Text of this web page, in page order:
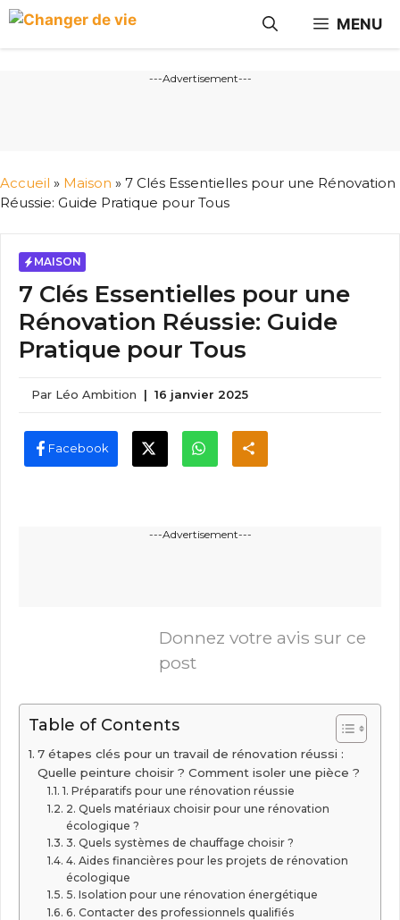
Aller
au
contenu
MENU
---Advertisement---
Accueil » Maison » 7 Clés Essentielles pour une Rénovation
Réussie: Guide Pratique pour Tous
MAISON
7 Clés Essentielles pour une
Rénovation Réussie: Guide
Pratique pour Tous
Par Léo Ambition | 16 janvier 2025
Facebook
---Advertisement---
Donnez votre avis sur ce
post
Table of Contents
7 étapes clés pour un travail de rénovation réussi :
Quelle peinture choisir ? Comment isoler une pièce ?
1. Préparatifs pour une rénovation réussie
2. Quels matériaux choisir pour une rénovation
écologique ?
3. Quels systèmes de chauffage choisir ?
4. Aides financières pour les projets de rénovation
écologique
5. Isolation pour une rénovation énergétique
6. Contacter des professionnels qualifiés